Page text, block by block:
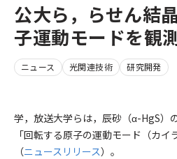
公大ら，らせん結
子運動モードを観
ニュース 光関連技術 研究開発
学，放送大学らは，辰砂（α-HgS）
「回転する原子の運動モード（カ
（ニュースリリース）。